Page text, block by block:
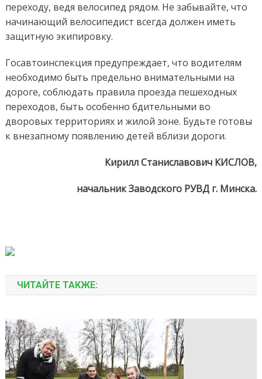
переходу, ведя велосипед рядом. Не забывайте, что
начинающий велосипедист всегда должен иметь
защитную экипировку.
Госавтоинспекция предупреждает, что водителям
необходимо быть предельно внимательными на
дороге, соблюдать правила проезда пешеходных
переходов, быть особенно бдительными во
дворовых территориях и жилой зоне. Будьте готовы
к внезапному появлению детей вблизи дороги.
Кирилл Станиславович КИСЛОВ,
начальник Заводского РУВД г. Минска.
ЧИТАЙТЕ ТАКЖЕ: